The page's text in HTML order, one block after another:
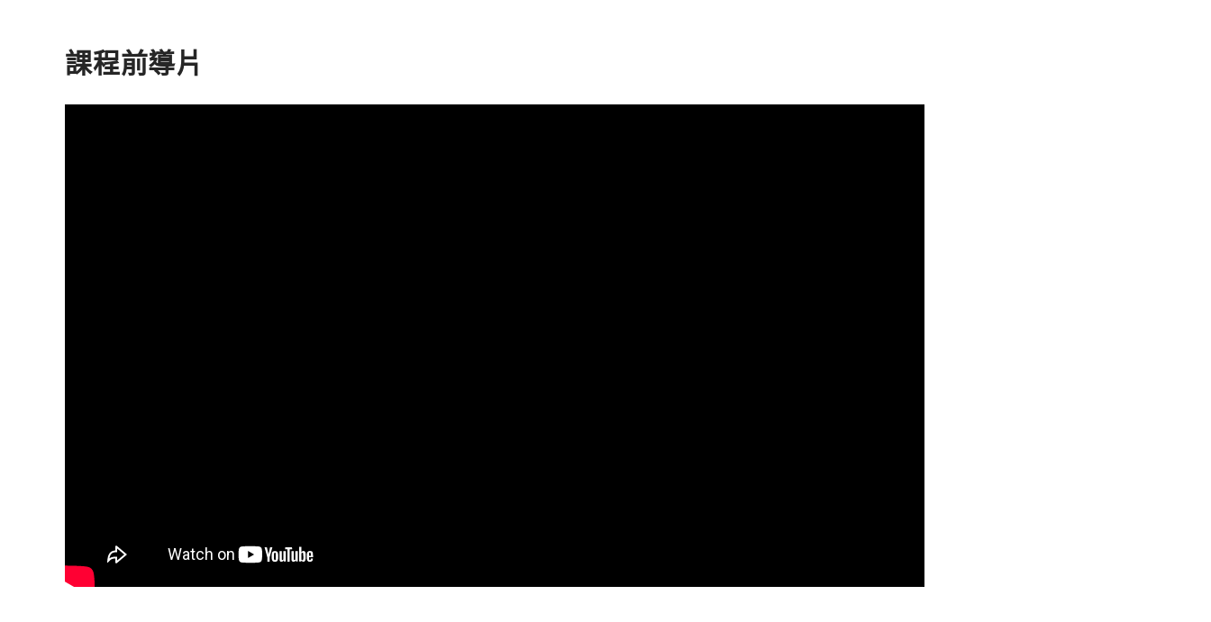
課程前導片